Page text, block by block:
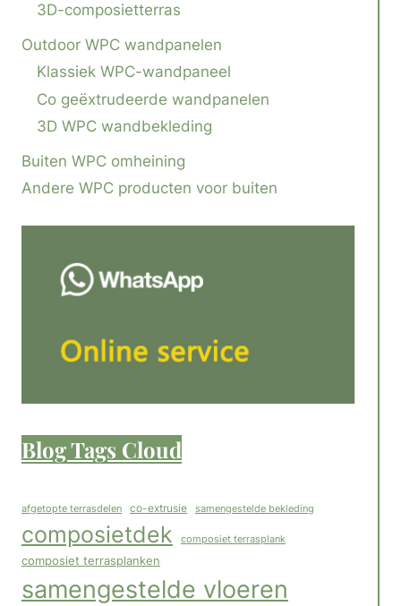
3D-composietterras
Outdoor WPC wandpanelen
Klassiek WPC-wandpaneel
Co geëxtrudeerde wandpanelen
3D WPC wandbekleding
Buiten WPC omheining
Andere WPC producten voor buiten
Blog Tags Cloud
afgetopte terrasdelen co-extrusie samengestelde bekleding
composietdek composiet terrasplank
composiet terrasplanken
samengestelde vloeren